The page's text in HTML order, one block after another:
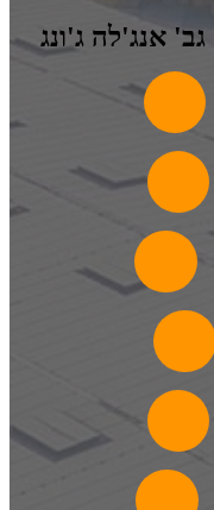
גב' אנג'לה ג'ונג